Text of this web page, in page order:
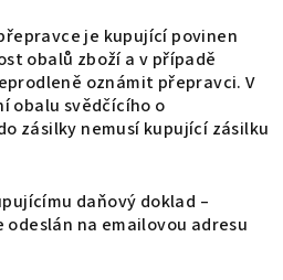
je kupující povinen
obalů zboží a v případě
oznámit přepravci. V
obalu svědčícího o
zásilky nemusí kupující zásilku
daňový doklad –
na emailovou adresu